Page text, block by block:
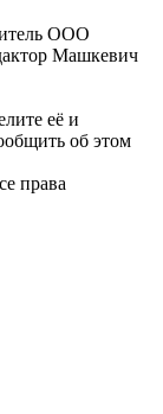
ООО
Машкевич
её и
об этом
права